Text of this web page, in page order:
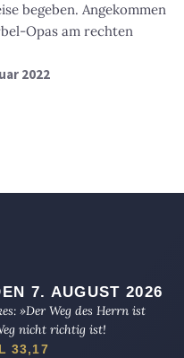
begeben. Angekommen
Opas am rechten
2022
7. AUGUST 2026
»Der Weg des Herrn ist
nicht richtig ist!
33,17